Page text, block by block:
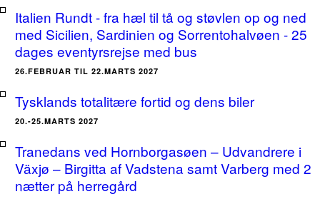
Italien Rundt - fra hæl til tå og støvlen op og ned
med Sicilien, Sardinien og Sorrentohalvøen - 25
dages eventyrsrejse med bus
26.FEBRUAR TIL 22.MARTS 2027
Tysklands totalitære fortid og dens biler
20.-25.MARTS 2027
Tranedans ved Hornborgasøen – Udvandrere i
Växjø – Birgitta af Vadstena samt Varberg med 2
nætter på herregård